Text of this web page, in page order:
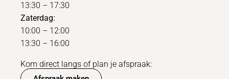
13:30 – 17:30
Zaterdag:
10:00 – 12:00
13:30 – 16:00
Kom direct langs of plan je afspraak: